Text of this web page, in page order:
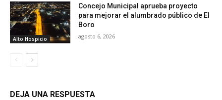
Alto Hospicio
Concejo Municipal aprueba proyecto
para mejorar el alumbrado público de El
Boro
agosto 6, 2026
DEJA UNA RESPUESTA